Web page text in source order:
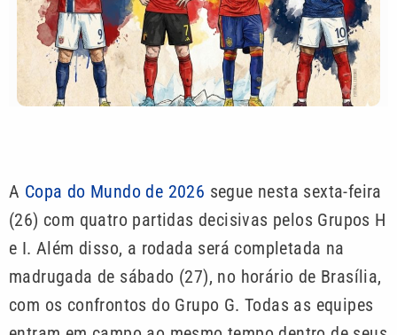
A Copa do Mundo de 2026 segue nesta sexta-feira
(26) com quatro partidas decisivas pelos Grupos H
e I. Além disso, a rodada será completada na
madrugada de sábado (27), no horário de Brasília,
com os confrontos do Grupo G. Todas as equipes